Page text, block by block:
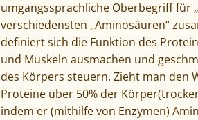
umgangssprachliche Oberbegriff für
verschiedensten „Aminosäuren“
definiert sich die Funktion des
und Muskeln ausmachen und
des Körpers steuern. Zieht man den
Proteine über 50% der
indem er (mithilfe von Enzymen)